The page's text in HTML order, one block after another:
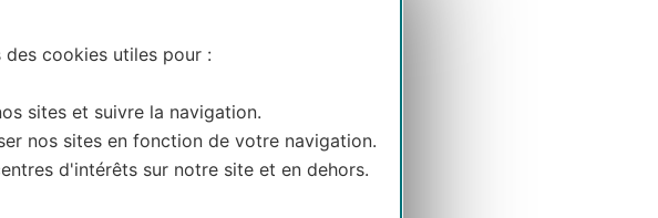
cookies utiles pour :
sites et suivre la navigation.
nos sites en fonction de votre navigation.
d'intérêts sur notre site et en dehors.